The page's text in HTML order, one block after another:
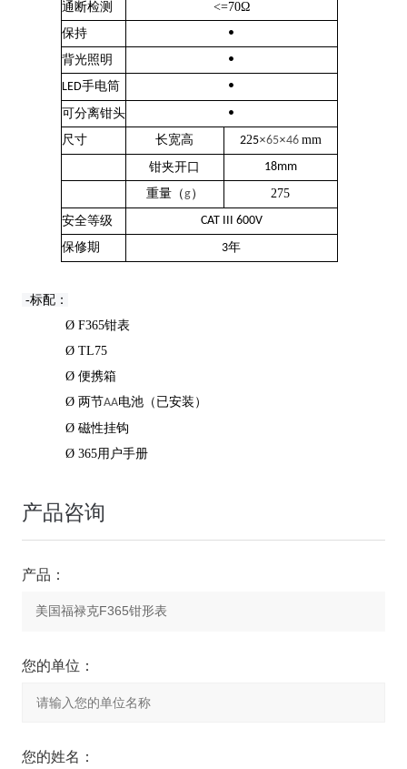
通断检测
<=70Ω
保持
•
背光照明
•
LED手电筒
•
可分离钳头
•
尺寸
长宽高 225×65×46 mm
钳夹开口
18mm
重量（g）
275
安全等级
CAT III 600V
保修期
3年
-标配：
Ø F365钳表
Ø TL75
Ø 便携箱
Ø 两节AA电池（已安装）
Ø 磁性挂钩
Ø 365用户手册
产品咨询
产品：
您的单位：
您的姓名：